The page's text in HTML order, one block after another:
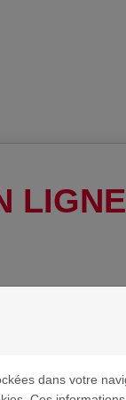
dans votre